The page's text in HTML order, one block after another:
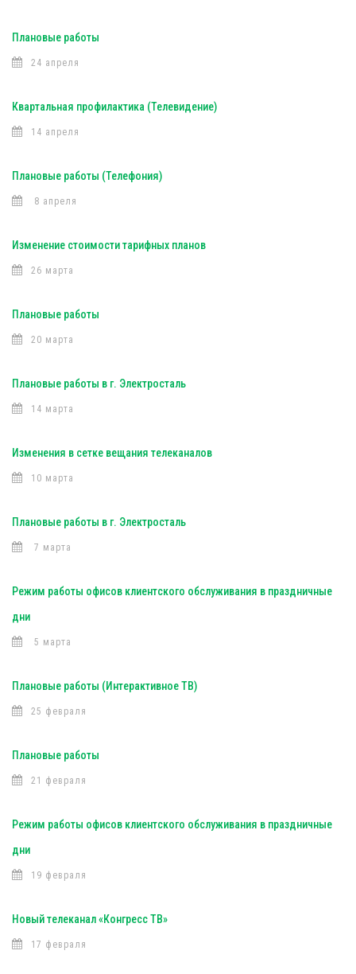
Плановые работы
24 апреля
Квартальная профилактика (Телевидение)
14 апреля
Плановые работы (Телефония)
8 апреля
Изменение стоимости тарифных планов
26 марта
Плановые работы
20 марта
Плановые работы в г. Электросталь
14 марта
Изменения в сетке вещания телеканалов
10 марта
Плановые работы в г. Электросталь
7 марта
Режим работы офисов клиентского обслуживания в праздничные
дни
5 марта
Плановые работы (Интерактивное ТВ)
25 февраля
Плановые работы
21 февраля
Режим работы офисов клиентского обслуживания в праздничные
дни
19 февраля
Новый телеканал «Конгресс ТВ»
17 февраля